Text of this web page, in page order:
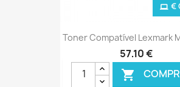
Toner Compatível Lexmark
57,10 €

€